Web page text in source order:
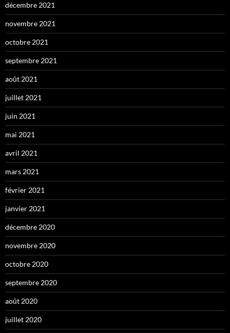
décembre 2021
novembre 2021
octobre 2021
septembre 2021
août 2021
juillet 2021
juin 2021
mai 2021
avril 2021
mars 2021
février 2021
janvier 2021
décembre 2020
novembre 2020
octobre 2020
septembre 2020
août 2020
juillet 2020